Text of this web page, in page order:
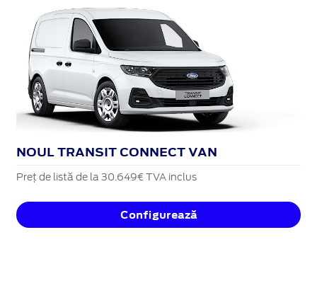
NOUL TRANSIT CONNECT VAN
Preț de listă de la 30.649€ TVA inclus
Configurează